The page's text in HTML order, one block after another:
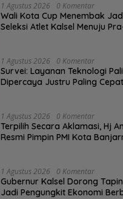
1 Agustus 2026 0 Komentar
Wali Kota Cup Menembak
Seleksi Atlet Kalsel Menuju
1 Agustus 2026 0 Komentar
Survei: Layanan Teknologi
Dipercaya Justru Paling Cepat
1 Agustus 2026 0 Komentar
‎Terpilih Secara Aklamasi, Hj
Resmi Pimpin PMI Kota
1 Agustus 2026 0 Komentar
Gubernur Kalsel Dorong
Jadi Pengungkit Ekonomi